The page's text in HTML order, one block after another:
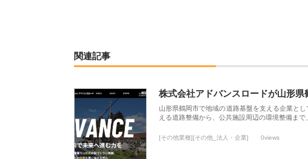
関連記事
株式会社アドバンスロードが山形
山形県鶴岡市で地域の道路基盤を支える企業と
える道路整備から、公共施設周辺の環境整備ま
[その他業種][その他_法人・企業] 0views